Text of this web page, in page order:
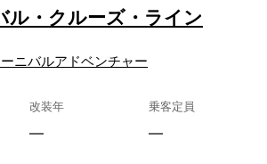
ル・クルーズ・ライン
ニバルアドベンチャー
改装年
—
乗客定員
—